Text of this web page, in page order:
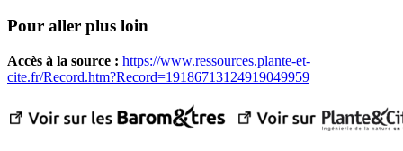
Pour aller plus loin
Accès à la source : https://www.ressources.plante-et-
cite.fr/Record.htm?Record=19186713124919049959